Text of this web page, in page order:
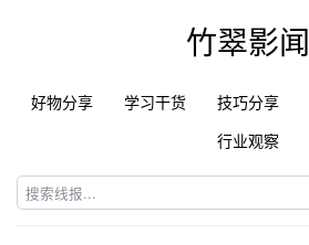
竹翠影闻
好物分享 学习干货 技巧分享
行业观察